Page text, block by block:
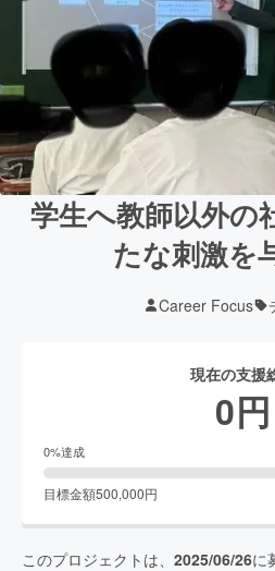
学生へ教師以外の
たな刺激を
Career Focus
現在の支援
0円
0%達成
目標金額500,000円
このプロジェクトは、 2025/06/26に